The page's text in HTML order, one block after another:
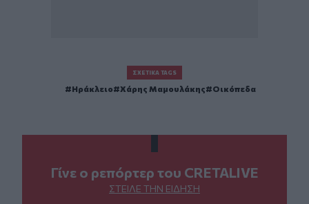
ΣΧΕΤΙΚΆ TAGS
Ηράκλειο Χάρης Μαμουλάκης Οικόπεδα
Γίνε ο ρεπόρτερ του CRETALIVE
ΣΤΕΊΛΕ ΤΗΝ ΕΊΔΗΣΗ